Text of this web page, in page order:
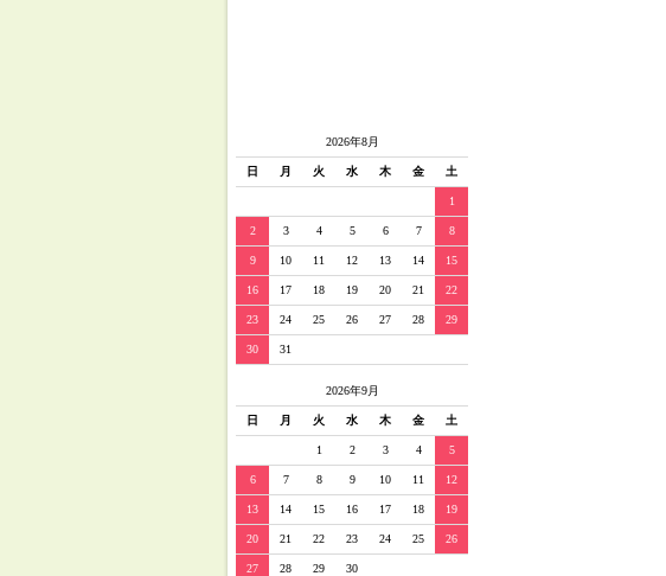
2026年8月
日 月 火 水 木 金 土
1
2 3 4 5 6 7 8
9 10 11 12 13 14 15
16 17 18 19 20 21 22
23 24 25 26 27 28 29
30 31
2026年9月
日 月 火 水 木 金 土
1 2 3 4 5
6 7 8 9 10 11 12
13 14 15 16 17 18 19
20 21 22 23 24 25 26
27 28 29 30